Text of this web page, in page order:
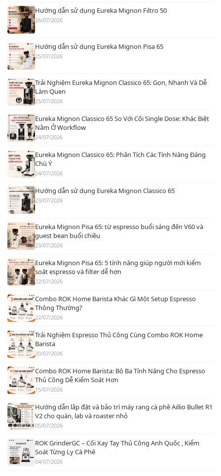
Hướng dẫn sử dụng Eureka Mignon Filtro 50
26/07/2026
Hướng dẫn sử dụng Eureka Mignon Pisa 65
25/07/2026
Trải Nghiệm Eureka Mignon Classico 65: Gọn, Nhanh Và Dễ
Làm Quen
25/07/2026
Eureka Mignon Classico 65 So Với Cối Single Dose: Khác Biệt
Nằm Ở Workflow
24/07/2026
Eureka Mignon Classico 65: Phân Tích Các Tính Năng Đáng
Chú Ý
24/07/2026
Hướng dẫn sử dụng Eureka Mignon Classico 65
23/07/2026
Eureka Mignon Pisa 65: từ espresso buổi sáng đến V60 và
guest bean buổi chiều
23/07/2026
Eureka Mignon Pisa 65: 5 tính năng giúp người mới kiểm
soát espresso và filter dễ hơn
22/07/2026
Combo ROK Home Barista Khác Gì Một Setup Espresso
Thông Thường?
22/07/2026
Trải Nghiệm Espresso Thủ Công Cùng Combo ROK Home
Barista
20/07/2026
Combo ROK Home Barista: Bộ Ba Tính Năng Cho Espresso
Thủ Công Dễ Kiểm Soát Hơn
15/07/2026
Hướng dẫn lắp đặt và bảo trì máy rang cà phê Aillio Bullet R1
V2 cho quán, lab và roaster nhỏ
05/07/2026
ROK GrinderGC – Cối Xay Tay Thủ Công Anh Quốc , Kiểm
Soát Từng Ly Cà Phê
04/07/2026